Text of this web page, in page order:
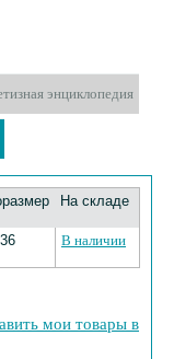
энциклопедия
На складе
В наличии
мои товары в